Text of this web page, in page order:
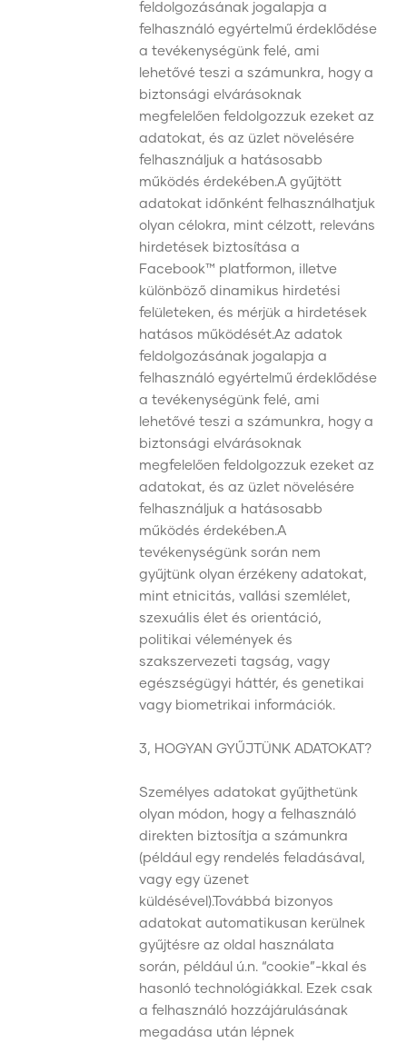
feldolgozásának jogalapja a
felhasználó egyértelmű érdeklődése
a tevékenységünk felé, ami
lehetővé teszi a számunkra, hogy a
biztonsági elvárásoknak
megfelelően feldolgozzuk ezeket az
adatokat, és az üzlet növelésére
felhasználjuk a hatásosabb
működés érdekében.A gyűjtött
adatokat időnként felhasználhatjuk
olyan célokra, mint célzott, releváns
hirdetések biztosítása a
Facebook™ platformon, illetve
különböző dinamikus hirdetési
felületeken, és mérjük a hirdetések
hatásos működését.Az adatok
feldolgozásának jogalapja a
felhasználó egyértelmű érdeklődése
a tevékenységünk felé, ami
lehetővé teszi a számunkra, hogy a
biztonsági elvárásoknak
megfelelően feldolgozzuk ezeket az
adatokat, és az üzlet növelésére
felhasználjuk a hatásosabb
működés érdekében.A
tevékenységünk során nem
gyűjtünk olyan érzékeny adatokat,
mint etnicitás, vallási szemlélet,
szexuális élet és orientáció,
politikai vélemények és
szakszervezeti tagság, vagy
egészségügyi háttér, és genetikai
vagy biometrikai információk.
3, HOGYAN GYŰJTÜNK ADATOKAT?
Személyes adatokat gyűjthetünk
olyan módon, hogy a felhasználó
direkten biztosítja a számunkra
(például egy rendelés feladásával,
vagy egy üzenet
küldésével).Továbbá bizonyos
adatokat automatikusan kerülnek
gyűjtésre az oldal használata
során, például ú.n. “cookie”-kkal és
hasonló technológiákkal. Ezek csak
a felhasználó hozzájárulásának
megadása után lépnek